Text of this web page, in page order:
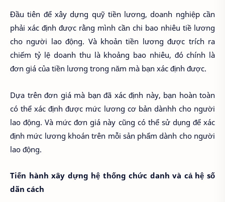
Đầu tiên để xây dựng quỹ tiền lương, doanh nghiệp cần
phải xác định được rằng mình cần chi bao nhiêu tiề lương
cho người lao động. Và khoản tiền lương được trích ra
chiếm tỷ lệ doanh thu là khoảng bao nhiêu, đó chính là
đơn giá của tiền lương trong năm mà bạn xác định được.
Dựa trên đơn giá mà bạn đã xác định này, bạn hoàn toàn
có thể xác định được mức lương cơ bản dànhh cho người
lao động. Và mức đơn giá này cũng có thể sử dụng để xác
định mức lương khoán trên mỗi sản phẩm dành cho người
lao động.
Tiến hành xây dựng hệ thống chức danh và cả hệ số
dãn cách